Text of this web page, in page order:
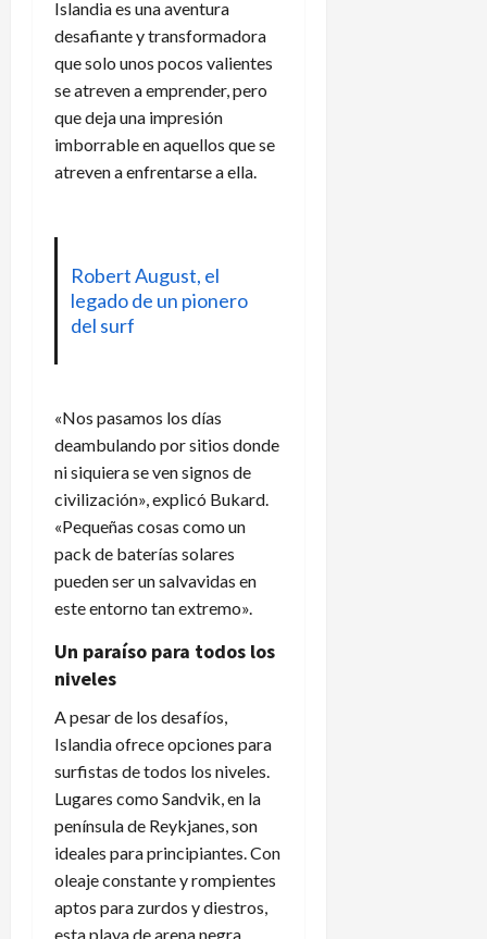
Islandia es una aventura
desafiante y transformadora
que solo unos pocos valientes
se atreven a emprender, pero
que deja una impresión
imborrable en aquellos que se
atreven a enfrentarse a ella.
Robert August, el
legado de un pionero
del surf
«Nos pasamos los días
deambulando por sitios donde
ni siquiera se ven signos de
civilización», explicó Bukard.
«Pequeñas cosas como un
pack de baterías solares
pueden ser un salvavidas en
este entorno tan extremo».
Un paraíso para todos los
niveles
A pesar de los desafíos,
Islandia ofrece opciones para
surfistas de todos los niveles.
Lugares como Sandvik, en la
península de Reykjanes, son
ideales para principiantes. Con
oleaje constante y rompientes
aptos para zurdos y diestros,
esta playa de arena negra